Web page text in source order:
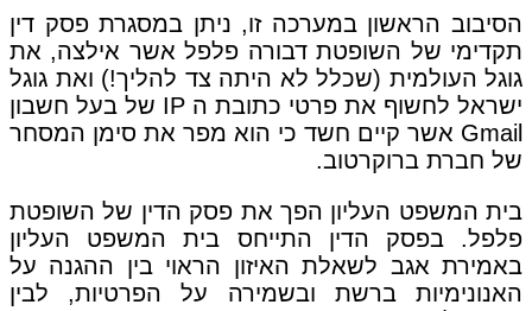
הסיבוב הראשון במערכה זו, ניתן במסגרת פסק דין
תקדימי של השופטת דבורה פלפל אשר אילצה, את
גוגל העולמית (שכלל לא היתה צד להליך!) ואת גוגל
ישראל לחשוף את פרטי כתובת ה IP של בעל חשבון
Gmail אשר קיים חשד כי הוא מפר את סימן המסחר
של חברת ברוקרטוב.
בית המשפט העליון הפך את פסק הדין של השופטת
פלפל. בפסק הדין התייחס בית המשפט העליון
באמירת אגב לשאלת האיזון הראוי בין ההגנה על
האנונימיות ברשת ובשמירה על הפרטיות, לבין